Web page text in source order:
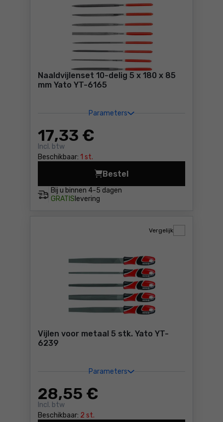
Naaldvijlenset 10-delig 5 x 180 x 85
mm Yato YT-6165
Parameters
17,33 €
Incl. btw
Beschikbaar: 1 st.
Bij u binnen 4-5 dagen
GRATIS levering
Bestel
Naaldvijlenset 10-delig 5 x
Vijlen voor metaal 5 stk. Yato YT-
6239
Parameters
28,55 €
Incl. btw
Beschikbaar: 2 st.
Vergelijk